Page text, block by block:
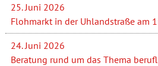
25. Juni 2026
Flohmarkt in der Uhlandstraße am
24. Juni 2026
Beratung rund um das Thema